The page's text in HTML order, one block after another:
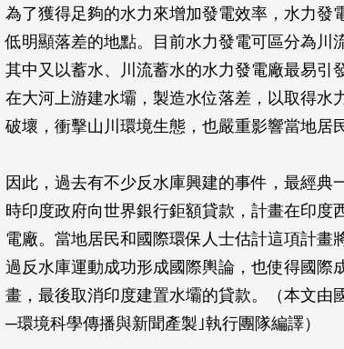
為了獲得足夠的水力來增加發電效率，水力發
低明顯落差的地點。目前水力發電可區分為川
其中又以蓄水、川流蓄水的水力發電廠最易引
在大河上游建水壩，製造水位落差，以取得水
破壞，衝擊山川環境生態，也嚴重影響當地居
因此，過去有不少反水庫興建的事件，最經典
時印度政府向世界銀行鉅額貸款，計畫在印度
電廠。當地居民和國際環保人士估計這項計畫
過反水庫運動成功形成國際輿論，也使得國際
畫，最後取消印度建置水壩的貸款。（本文由
─環境科學傳播與新聞產製｣執行團隊編譯）